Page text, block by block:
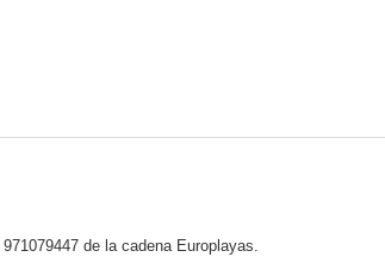
971079447 de la cadena Europlayas.